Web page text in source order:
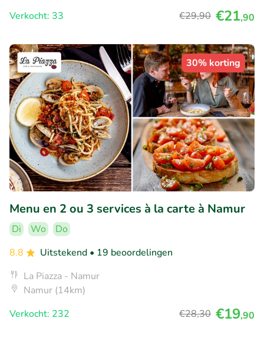
Verkocht: 33
€29,90 €21,90
30% korting
Menu en 2 ou 3 services à la carte à Namur
Di Wo
Do
8.8
Uitstekend • 19 beoordelingen
La Piazza - Namur
Namur (14km)
Verkocht: 232
€28,30 €19,90